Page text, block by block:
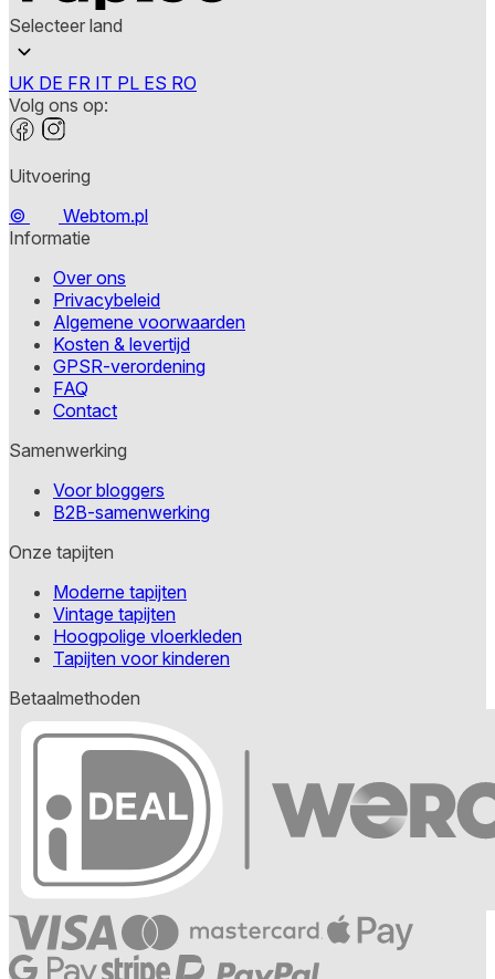
Selecteer land
UK DE FR IT PL ES RO
Volg ons op:
Uitvoering
©
Webtom.pl
Informatie
Over ons
Privacybeleid
Algemene voorwaarden
Kosten & levertijd
GPSR-verordening
FAQ
Contact
Samenwerking
Voor bloggers
B2B-samenwerking
Onze tapijten
Moderne tapijten
Vintage tapijten
Hoogpolige vloerkleden
Tapijten voor kinderen
Betaalmethoden